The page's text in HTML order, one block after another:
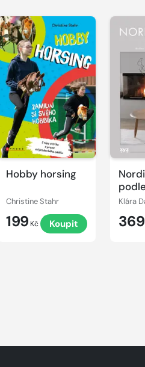
Hobby horsing
Christine Stahr
199 Kč Koupit
Klára
369